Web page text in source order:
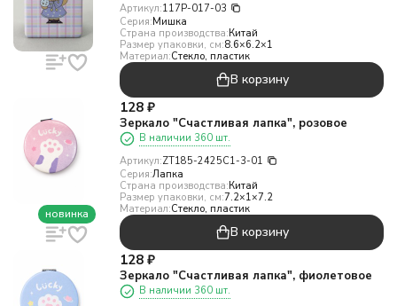
Артикул:117P-017-03
Серия:Мишка
Страна производства:Китай
Размер упаковки, см:8.6×6.2×1
Материал:Стекло, пластик
В корзину
новинка
128 ₽
Зеркало "Счастливая лапка", розовое
В наличии 360 шт.
Артикул:ZT185-2425C1-3-01
Серия:Лапка
Страна производства:Китай
Размер упаковки, см:7.2×1×7.2
Материал:Стекло, пластик
В корзину
128 ₽
Зеркало "Счастливая лапка", фиолетовое
В наличии 360 шт.